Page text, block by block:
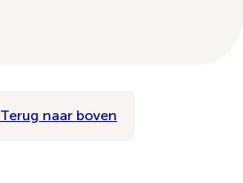
Terug naar boven